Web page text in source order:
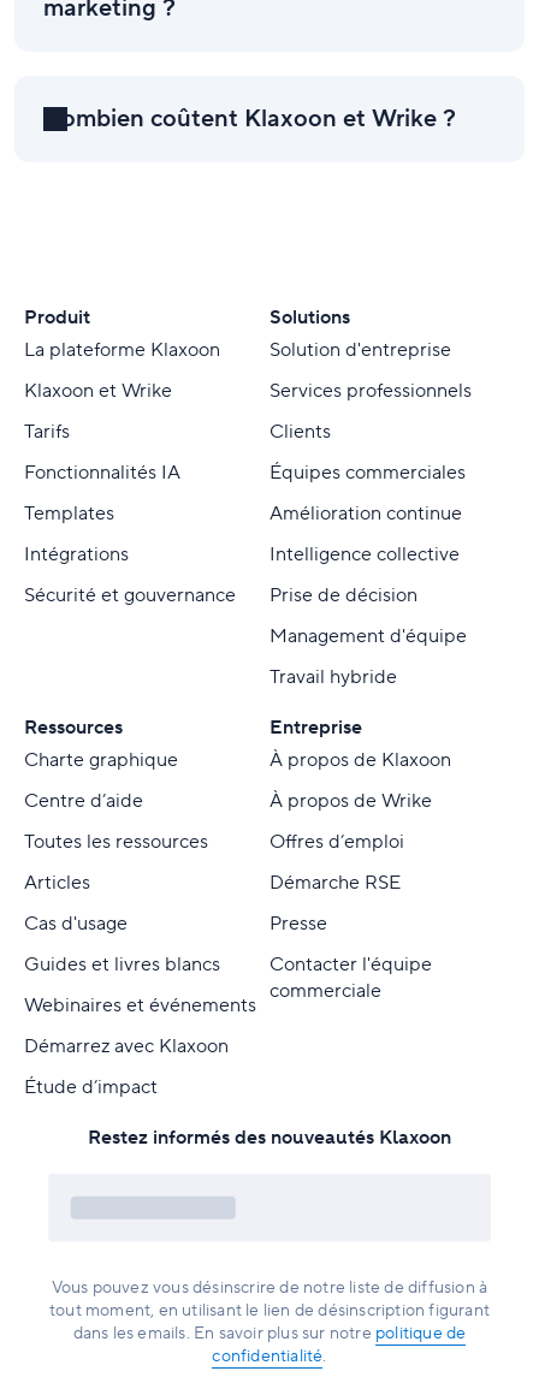
marketing ?
Combien coûtent Klaxoon et Wrike ?
Produit
La plateforme Klaxoon
Klaxoon et Wrike
Tarifs
Fonctionnalités IA
Templates
Intégrations
Sécurité et gouvernance
Solutions
Solution d'entreprise
Services professionnels
Clients
Équipes commerciales
Amélioration continue
Intelligence collective
Prise de décision
Management d'équipe
Travail hybride
Ressources
Charte graphique
Centre d’aide
Toutes les ressources
Articles
Cas d'usage
Guides et livres blancs
Webinaires et événements
Démarrez avec Klaxoon
Étude d’impact
Entreprise
À propos de Klaxoon
À propos de Wrike
Offres d’emploi
Démarche RSE
Presse
Contacter l'équipe
commerciale
Restez informés des nouveautés Klaxoon
Vous pouvez vous désinscrire de notre liste de diffusion à
tout moment, en utilisant le lien de désinscription figurant
dans les emails. En savoir plus sur notre politique de
confidentialité.